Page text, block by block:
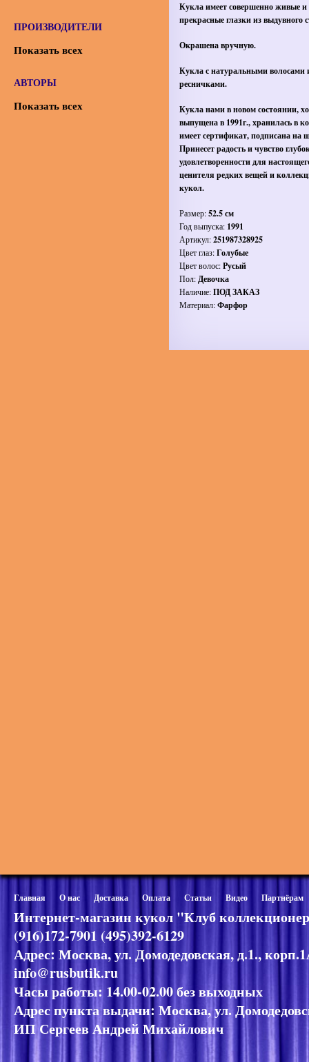
Кукла имеет совершенно живые и
прекрасные глазки из выдувного
Окрашена вручную.
Кукла с натуральными волосами
ресничками.
Кукла нами в новом состоянии,
выпущена в 1991г., хранилась в
имеет сертификат, подписана на
Принесет радость и чувство
удовлетворенности для
ценителя редких вещей и
кукол.
Размер:52.5 см
Год выпуска: 1991
Артикул:251987328925
Цвет глаз:Голубые
Цвет волос:Русый
Пол:Девочка
Наличие:ПОД ЗАКАЗ
Материал:Фарфор
ПРОИЗВОДИТЕЛИ
Показать всех
АВТОРЫ
Показать всех
Главная О нас Доставка Оплата Статьи Видео Партнёрам
Интернет-магазин кукол "Клуб
(916)172-7901 (495)392-6129
Адрес: Москва, ул. Домодедовская, д.1.,
info@rusbutik.ru
Часы работы: 14.00-02.00 без выходных
Адрес пункта выдачи: Москва, ул.
ИП Сергеев Андрей Михайлович